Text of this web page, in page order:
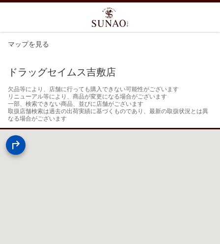
マップを見る
ドラッグセイムス吉敷店
欠品等により、店舗に行っても購入できない可能性がございます
リニューアル等により、商品が変更になる場合がございます
一部、検索できない商品、並びに店舗がございます
取扱店舗検索は過去の出荷実績に基づくものであり、最新の取扱状況とは異
なる場合がございます